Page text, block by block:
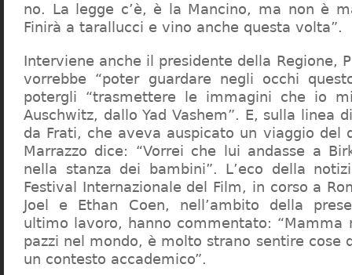
no. La legge c’è, è la Mancino, ma non è
Finirà a tarallucci e vino anche questa volta”.
Interviene anche il presidente della Regione,
vorrebbe “poter guardare negli occhi
potergli “trasmettere le immagini che io
Auschwitz, dallo Yad Vashem”. E, sulla linea
da Frati, che aveva auspicato un viaggio del
Marrazzo dice: “Vorrei che lui andasse a
nella stanza dei bambini”. L’eco della
Festival Internazionale del Film, in corso a
Joel e Ethan Coen, nell’ambito della
ultimo lavoro, hanno commentato: “Mamma
pazzi nel mondo, è molto strano sentire cose
un contesto accademico”.